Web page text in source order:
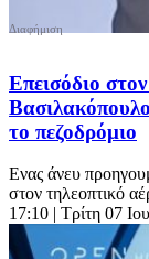
Επεισόδιο
το πεζοδρόμιο
Ενας άνευ
στον τηλεοπτικό
17:10 | Τρίτη 07